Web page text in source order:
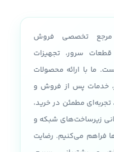
مرجع تخصصی فروش
سرور، تجهیزات
ما با ارائه محصولات
خدمات پس از فروش و
مطمئن در خرید،
زیرساخت‌های شبکه و
فراهم می‌کنیم. رضایت